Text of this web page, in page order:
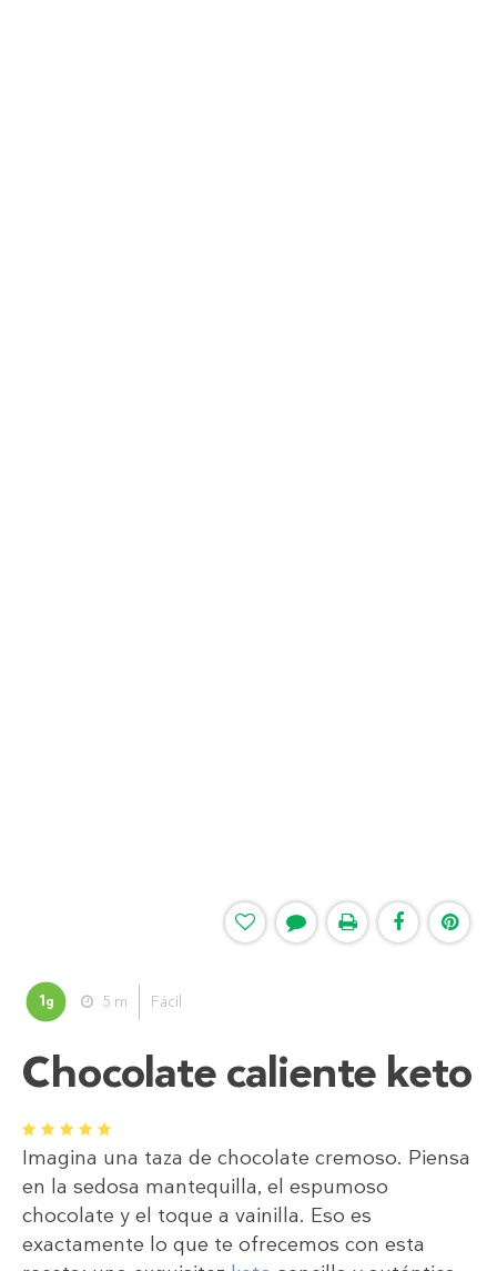
1g 5 m Fácil
Chocolate caliente keto
1 2 3 4 5
Imagina una taza de chocolate cremoso. Piensa
en la sedosa mantequilla, el espumoso
chocolate y el toque a vainilla. Eso es
exactamente lo que te ofrecemos con esta